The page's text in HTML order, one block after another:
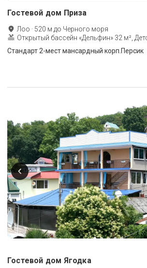
Гостевой дом Приза
Лоо · 520 м до Черного моря
Открытый бассейн «Дельфин» 32 м²,
Стандарт 2-мест мансардный корп.Персик
Гостевой дом Ягодка